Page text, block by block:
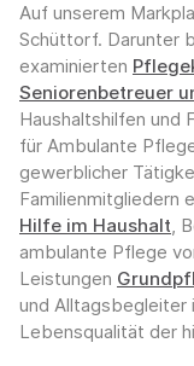
Auf unserem
Schüttorf. Darunter
examinierten
Seniorenbetreuer
Haushaltshilfen und
für Ambulante
gewerblicher
Familienmitgliedern
Hilfe im Haushalt,
ambulante Pflege
Leistungen
und Alltagsbegleiter
Lebensqualität der